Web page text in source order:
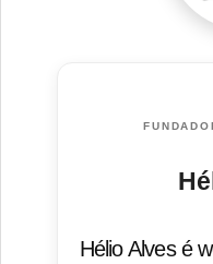
Hélio Alves é